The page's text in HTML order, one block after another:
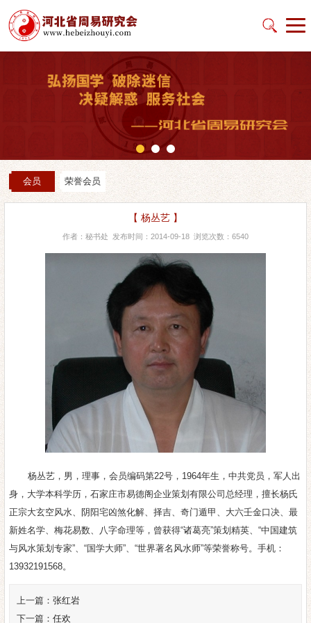
会员 荣誉会员
【 杨丛艺 】
作者：秘书处 发布时间：2014-09-18 浏览次数：6540
杨丛艺，男，理事，会员编码第22号，1964年生，中共党员，军人出
身，大学本科学历，石家庄市易德阁企业策划有限公司总经理，擅长杨氏
正宗大玄空风水、阴阳宅凶煞化解、择吉、奇门遁甲、大六壬金口决、最
新姓名学、梅花易数、八字命理等，曾获得“诸葛亮”策划精英、“中国建筑
与风水策划专家”、“国学大师”、“世界著名风水师”等荣誉称号。手机：
13932191568。
上一篇：张红岩
下一篇：任欢